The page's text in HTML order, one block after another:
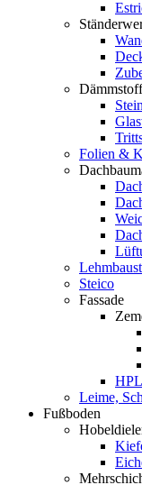
Folien &
Steico
Fassade
Leime,
Fußboden